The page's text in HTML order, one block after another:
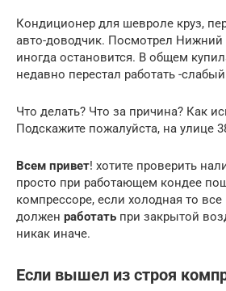
Кондиционер для шевроле круз,
авто-доводчик. Посмотрел Нижний
иногда остановится. В общем
недавно перестал работать -
Что делать? Что за причина? Как
Подскажите пожалуйста, на улице
Всем привет! хотите проверить
просто при работающем кондее
компрессоре, если холодная то
должен работать при закрытой
никак иначе.
Если вышел из строя